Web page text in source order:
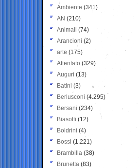
Ambiente (341)
AN (210)
Animali (74)
Arancioni (2)
arte (175)
Attentato (329)
Auguri (13)
Batini (3)
Berlusconi (4.295)
Bersani (234)
Biasotti (12)
Boldrini (4)
Bossi (1.221)
Brambilla (38)
Brunetta (83)